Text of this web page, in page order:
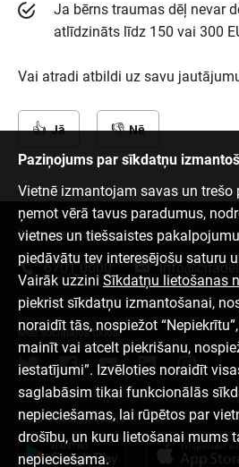
Ja bērns traumas dēļ nevar
atlīdzināts līdz 150 vai 300
Vai atradi atbildi uz savu
Jā Nē
Paziņojums par sīkdatņu
Vietnē izmantojam savas un trešo
ņemot vērā tavus paradumus,
vietnes un tiešsaistes
piedāvātu tev interesējošu saturu
Vairāk uzzini Sīkdatņu lietošanas
piekrist sīkdatņu izmantošanai,
noraidīt tās, nospiežot
mainīt vai atcelt piekrišanu,
iestatījumi”. Izvēloties noraidīt
saglabāsim tikai funkcionālās
nepieciešamas, lai rūpētos par
drošību, un kuru lietošanai mums
nepieciešama.
Sazinies ar mums
6701 0000
Mēs sociālajos tīklos
Lejupielādēt aplikāciju